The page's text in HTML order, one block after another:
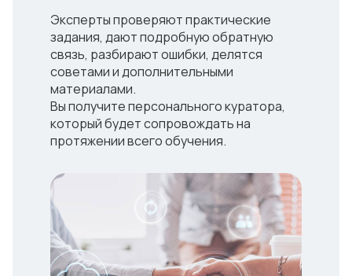
Эксперты проверяют практические
задания, дают подробную обратную
связь, разбирают ошибки, делятся
советами и дополнительными
материалами.
Вы получите персонального куратора,
который будет сопровождать на
протяжении всего обучения.